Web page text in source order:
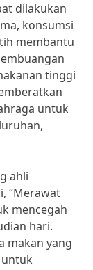
dilakukan
konsumsi
membantu
tinggi
untuk
ahli
“Merawat
mencegah
hari.
makan yang